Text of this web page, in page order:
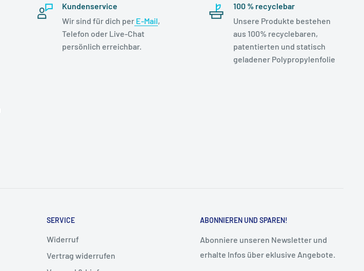
Kundenservice
Wir sind für dich per E-Mail,
Telefon oder Live-Chat
persönlich erreichbar.
100 % recyclebar
Unsere Produkte bestehen
aus 100% recyclebaren,
patentierten und statisch
geladener Polypropylenfolie
SERVICE
Widerruf
Vertrag widerrufen
ABONNIEREN UND SPAREN!
Abonniere unseren Newsletter und
erhalte Infos über eklusive Angebote.